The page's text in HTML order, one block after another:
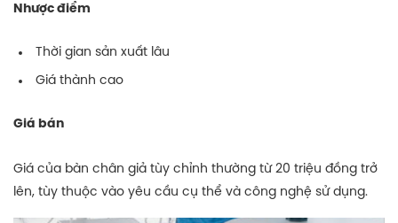
Nhược điểm
Thời gian sản xuất lâu
Giá thành cao
Giá bán
Giá của bàn chân giả tùy chỉnh thường từ 20 triệu đồng trở
lên, tùy thuộc vào yêu cầu cụ thể và công nghệ sử dụng.